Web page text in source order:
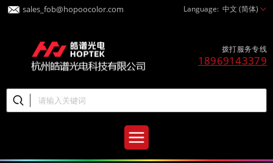
sales_fob@hopoocolor.com Language: 中文 (简体)
拨打服务专线
18969143379